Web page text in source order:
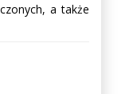
a także